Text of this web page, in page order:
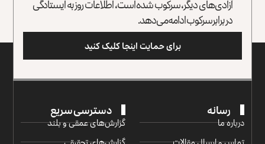
آزادی‌های دیگر، سرکوب شده است، اطلاعات روز به ایستادگی
در برابر سرکوب ادامه می‌دهد.
برای حمایت اینجا کلیک کنید
رسانه
درباره ما
دسترسی سریع
گزارش‌‌های عمقی و بلند